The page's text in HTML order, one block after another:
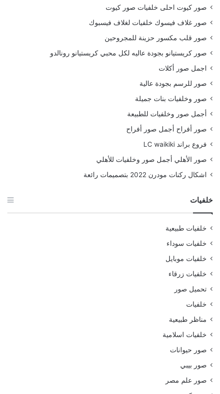
صور كيوت احلى خلفيات صور كيوت
صور غلاف فيسوك خلفيات لغلاف فيسبوك
صور قلب مكسور حزينة للمجروحين
صور كريستيانو بجودة عاليه لكل محبي كريستيانو رونالدو
اجمل صور أكلات
صور للرسم بجودة عالية
صور وخلفيات بنات جميلة
أجمل صور وخلفيات للطبيعة
صور أفراح أجمل صور أفراح
فروع براند LC waikiki
صور الأهلي أجمل صور وخلفيات للأهلي
اشكال ركنات مودرن 2022 بتصميمات رائعة
خلفيات
خلفيات طبيعية
خلفيات سوداء
خلفيات موبايل
خلفيات زرقاء
تحميل صور
خلفيات
مناظر طبيعية
خلفيات اسلامية
صور حيوانات
صور بيبي
صور علم مصر